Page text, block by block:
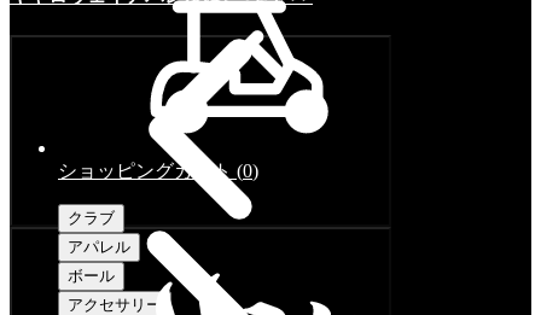
ショッピングカート (0)
クラブ
アパレル
ボール
アクセサリー